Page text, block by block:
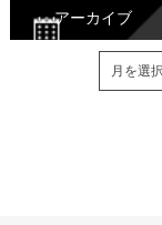
アーカイブ